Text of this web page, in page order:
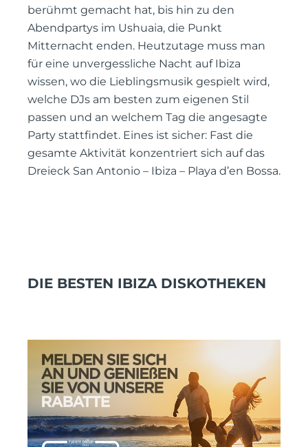
berühmt gemacht hat, bis hin zu den
Abendpartys im Ushuaia, die Punkt
Mitternacht enden. Heutzutage muss man
für eine unvergessliche Nacht auf Ibiza
wissen, wo die Lieblingsmusik gespielt wird,
welche DJs am besten zum eigenen Stil
passen und an welchem Tag die angesagte
Party stattfindet. Eines ist sicher: Fast die
gesamte Aktivität konzentriert sich auf das
Dreieck San Antonio – Ibiza – Playa d’en Bossa.
DIE BESTEN IBIZA DISKOTHEKEN